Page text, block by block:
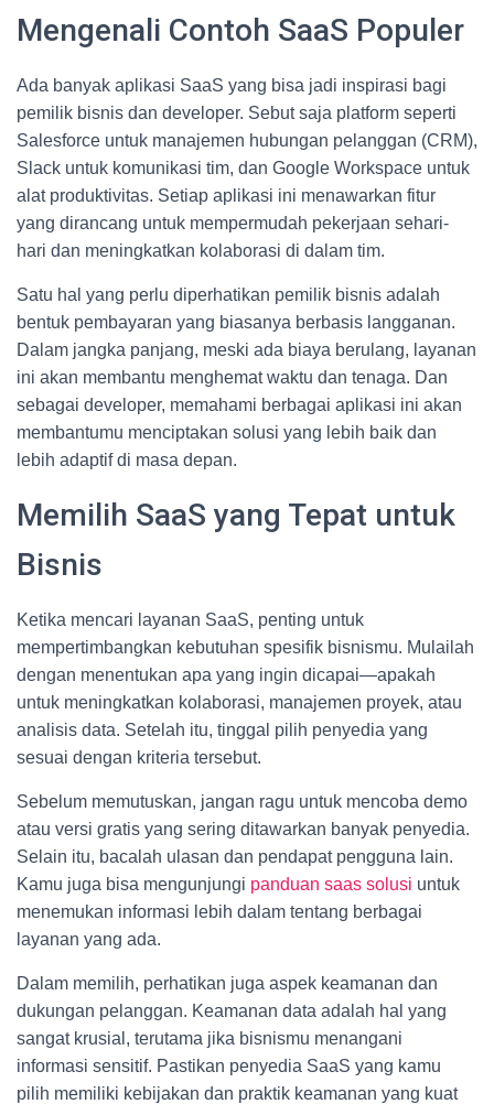
Mengenali Contoh SaaS Populer
Ada banyak aplikasi SaaS yang bisa jadi inspirasi bagi
pemilik bisnis dan developer. Sebut saja platform seperti
Salesforce untuk manajemen hubungan pelanggan (CRM),
Slack untuk komunikasi tim, dan Google Workspace untuk
alat produktivitas. Setiap aplikasi ini menawarkan fitur
yang dirancang untuk mempermudah pekerjaan sehari-
hari dan meningkatkan kolaborasi di dalam tim.
Satu hal yang perlu diperhatikan pemilik bisnis adalah
bentuk pembayaran yang biasanya berbasis langganan.
Dalam jangka panjang, meski ada biaya berulang, layanan
ini akan membantu menghemat waktu dan tenaga. Dan
sebagai developer, memahami berbagai aplikasi ini akan
membantumu menciptakan solusi yang lebih baik dan
lebih adaptif di masa depan.
Memilih SaaS yang Tepat untuk
Bisnis
Ketika mencari layanan SaaS, penting untuk
mempertimbangkan kebutuhan spesifik bisnismu. Mulailah
dengan menentukan apa yang ingin dicapai—apakah
untuk meningkatkan kolaborasi, manajemen proyek, atau
analisis data. Setelah itu, tinggal pilih penyedia yang
sesuai dengan kriteria tersebut.
Sebelum memutuskan, jangan ragu untuk mencoba demo
atau versi gratis yang sering ditawarkan banyak penyedia.
Selain itu, bacalah ulasan dan pendapat pengguna lain.
Kamu juga bisa mengunjungi panduan saas solusi untuk
menemukan informasi lebih dalam tentang berbagai
layanan yang ada.
Dalam memilih, perhatikan juga aspek keamanan dan
dukungan pelanggan. Keamanan data adalah hal yang
sangat krusial, terutama jika bisnismu menangani
informasi sensitif. Pastikan penyedia SaaS yang kamu
pilih memiliki kebijakan dan praktik keamanan yang kuat